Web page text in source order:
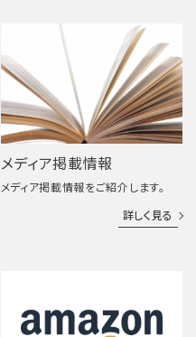
メディア掲載情報
メディア掲載情報をご紹介します。
詳しく見る